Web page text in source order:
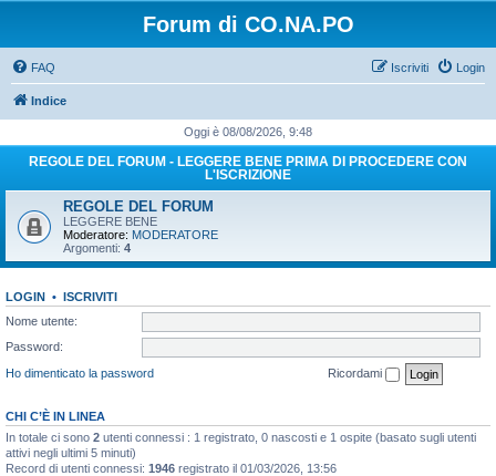
Forum di CO.NA.PO
FAQ Login
Iscriviti
Indice
Oggi è 08/08/2026, 9:48
REGOLE DEL FORUM - LEGGERE BENE PRIMA DI PROCEDERE CON
L'ISCRIZIONE
REGOLE DEL FORUM
LEGGERE BENE
Moderatore: MODERATORE
Argomenti: 4
LOGIN • ISCRIVITI
Nome utente:
Password:
Ho dimenticato la password
Ricordami
CHI C’È IN LINEA
In totale ci sono 2 utenti connessi : 1 registrato, 0 nascosti e 1 ospite (basato sugli utenti
attivi negli ultimi 5 minuti)
Record di utenti connessi: 1946 registrato il 01/03/2026, 13:56